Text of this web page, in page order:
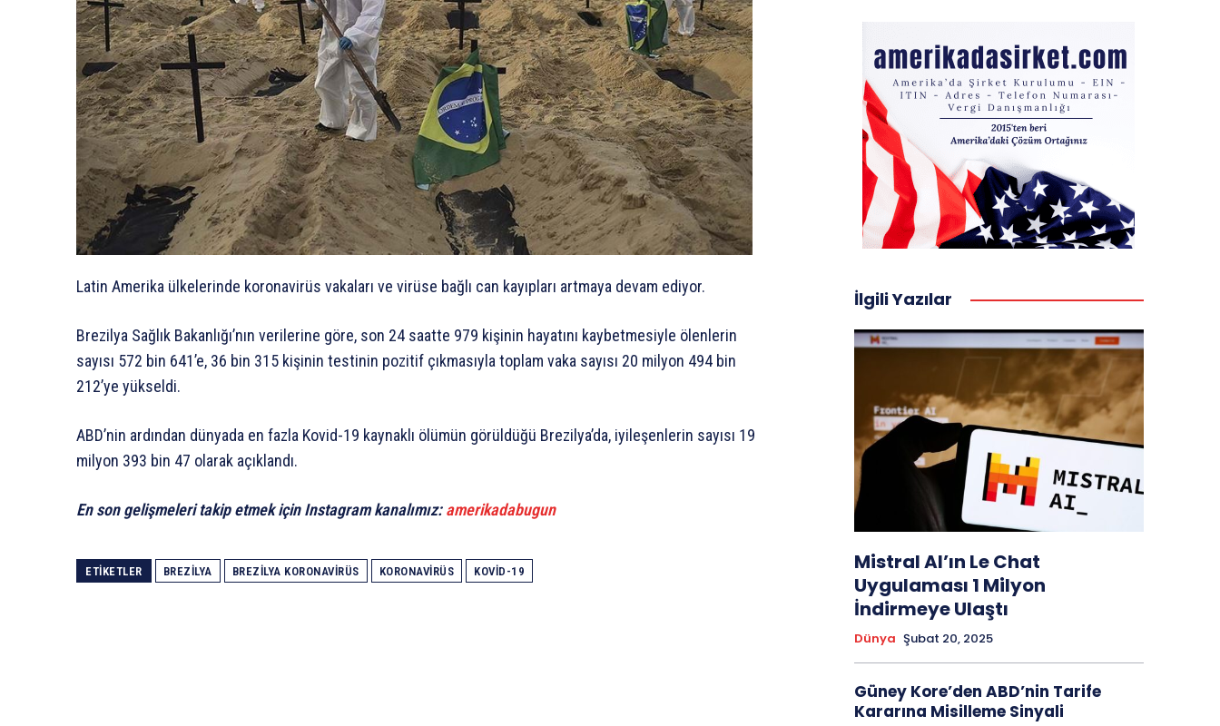
Latin Amerika ülkelerinde koronavirüs vakaları ve virüse bağlı can kayıpları artmaya devam ediyor.
Brezilya Sağlık Bakanlığı’nın verilerine göre, son 24 saatte 979 kişinin hayatını kaybetmesiyle ölenlerin
sayısı 572 bin 641’e, 36 bin 315 kişinin testinin pozitif çıkmasıyla toplam vaka sayısı 20 milyon 494 bin
212’ye yükseldi.
ABD’nin ardından dünyada en fazla Kovid-19 kaynaklı ölümün görüldüğü Brezilya’da, iyileşenlerin sayısı 19
milyon 393 bin 47 olarak açıklandı.
En son gelişmeleri takip etmek için Instagram kanalımız:amerikadabugun
ETIKETLER BREZILYA BREZILYA KORONAVIRÜS KORONAVIRÜS KOVID-19
İlgili Yazılar
Mistral AI’ın Le Chat
Uygulaması 1 Milyon
İndirmeye Ulaştı
Dünya Şubat 20, 2025
Güney Kore’den ABD’nin Tarife
Kararına Misilleme Sinyali